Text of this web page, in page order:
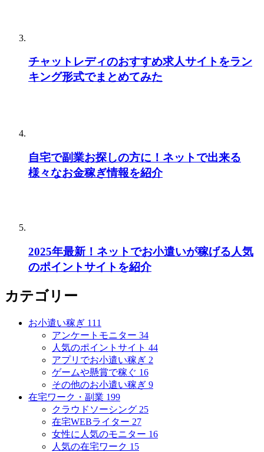
チャットレディのおすすめ求人サイトをラン
キング形式でまとめてみた
自宅で副業お探しの方に！ネットで出来る
様々なお金稼ぎ情報を紹介
2025年最新！ネットでお小遣いが稼げる人気
のポイントサイトを紹介
カテゴリー
お小遣い稼ぎ 111
アンケートモニター 34
人気のポイントサイト 44
アプリでお小遣い稼ぎ 2
ゲームや懸賞で稼ぐ 16
その他のお小遣い稼ぎ 9
在宅ワーク・副業 199
クラウドソーシング 25
在宅WEBライター 27
女性に人気のモニター 16
人気の在宅ワーク 15